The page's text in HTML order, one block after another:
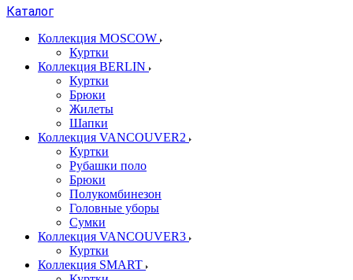
Каталог
Коллекция MOSCOW
Куртки
Коллекция BERLIN
Куртки
Брюки
Жилеты
Шапки
Коллекция VANCOUVER2
Куртки
Рубашки поло
Брюки
Полукомбинезон
Головные уборы
Сумки
Коллекция VANCOUVER3
Куртки
Коллекция SMART